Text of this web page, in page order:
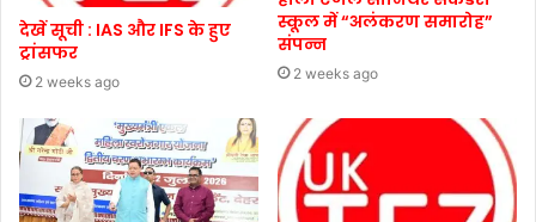
देखें सूची : IAS और IFS के हुए
ट्रांसफर
2 weeks ago
स्कूल में “अलंकरण समारोह”
संपन्न
2 weeks ago